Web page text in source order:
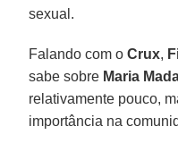
sexual.
Falando com oCrux,
sabe sobre Maria
relativamente pouco,
importância na